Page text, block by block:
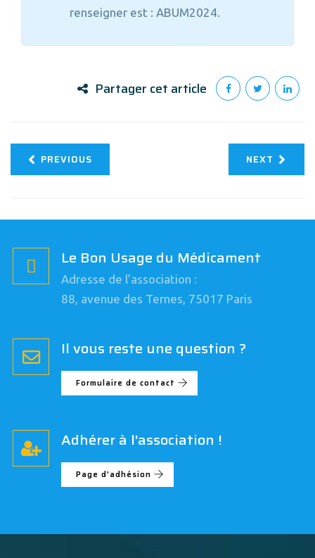
renseigner est : ABUM2024.
Partager cet article
PREVIOUS NEXT
Le Bon Usage du Médicament
Adresse de l’association :
88, avenue des Ternes, 75017 Paris
Il vous reste une question ?
Formulaire de contact
Adhérer à l'association !
Page d'adhésion